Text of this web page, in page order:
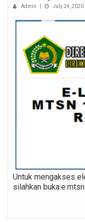
Admin July 24, 2020
Untuk mengakses
silahkan